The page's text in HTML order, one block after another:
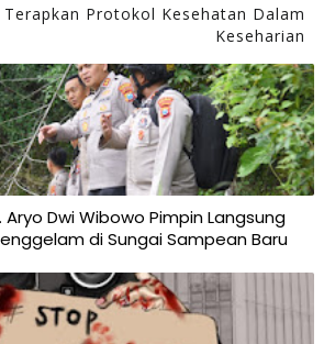
Terapkan Protokol Kesehatan Dalam
Keseharian
Aryo Dwi Wibowo Pimpin Langsung
di Sungai Sampean Baru